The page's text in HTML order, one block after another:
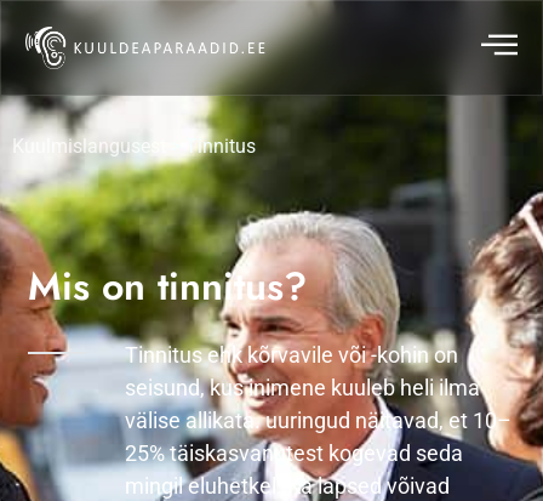
Kuulmislangusest > Tinnitus
Mis on tinnitus?
Tinnitus ehk kõrvavile või -kohin on
seisund, kus inimene kuuleb heli ilma
välise allikata. uuringud näitavad, et 10–
25% täiskasvanutest kogevad seda
mingil eluhetkel. Ka lapsed võivad